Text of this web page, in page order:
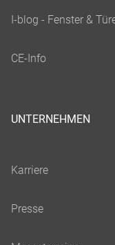
UNTERNEHMEN